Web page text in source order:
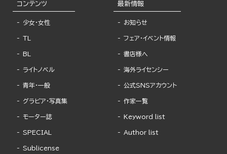
コンテンツ
少女・女性
TL
BL
ライトノベル
青年・一般
グラビア・写真集
モーター誌
SPECIAL
Sublicense
最新情報
お知らせ
フェア・イベント情報
書店様へ
海外ライセンシー
公式SNSアカウント
作家一覧
Keyword list
Author list